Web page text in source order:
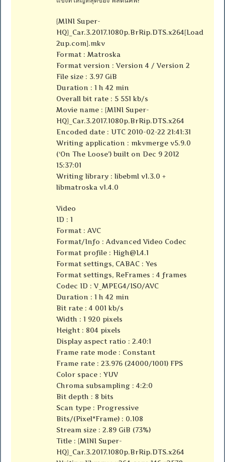
{MINI Super-
HQ}_Car.3.2017.1080p.BrRip.DTS.x264[Load
2up.com].mkv
Format : Matroska
Format version : Version 4 / Version 2
File size : 3.97 GiB
Duration : 1 h 42 min
Overall bit rate : 5 551 kb/s
Movie name : {MINI Super-
HQ}_Car.3.2017.1080p.BrRip.DTS.x264
Encoded date : UTC 2010-02-22 21:41:31
Writing application : mkvmerge v5.9.0
(‘On The Loose’) built on Dec 9 2012
15:37:01
Writing library : libebml v1.3.0 +
libmatroska v1.4.0
Video
ID : 1
Format : AVC
Format/Info : Advanced Video Codec
Format profile :High@L4.1
Format settings, CABAC : Yes
Format settings, ReFrames : 4 frames
Codec ID : V_MPEG4/ISO/AVC
Duration : 1 h 42 min
Bit rate : 4 001 kb/s
Width : 1 920 pixels
Height : 804 pixels
Display aspect ratio : 2.40:1
Frame rate mode : Constant
Frame rate : 23.976 (24000/1001) FPS
Color space : YUV
Chroma subsampling : 4:2:0
Bit depth : 8 bits
Scan type : Progressive
Bits/(Pixel*Frame) : 0.108
Stream size : 2.89 GiB (73%)
Title : {MINI Super-
HQ}_Car.3.2017.1080p.BrRip.DTS.x264